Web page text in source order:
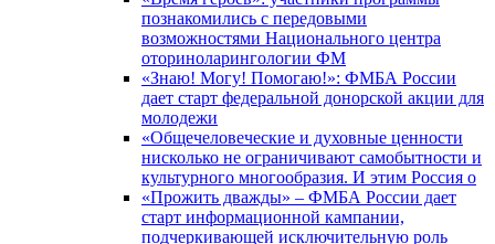
познакомились с передовыми
возможностями Национального центра
оториноларингологии ФМ
«Знаю! Могу! Помогаю!»: ФМБА России
дает старт федеральной донорской акции для
молодежи
«Общечеловеческие и духовные ценности
нисколько не ограничивают самобытности и
культурного многообразия. И этим Россия о
«Прожить дважды» – ФМБА России дает
старт информационной кампании,
подчеркивающей исключительную роль